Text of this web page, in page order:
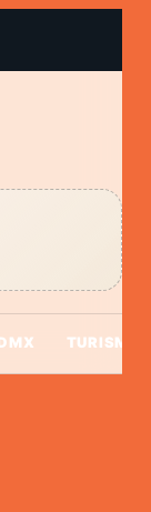
TURISMO